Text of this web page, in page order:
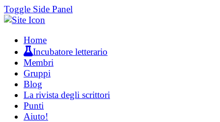
Toggle Side Panel
Home
Incubatore letterario
Membri
Gruppi
Blog
La rivista degli scrittori
Punti
Aiuto!